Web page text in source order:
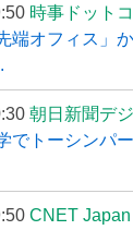
時事ドット
端オフィス」
朝日新聞デ
でトーシンパ
CNET Japan